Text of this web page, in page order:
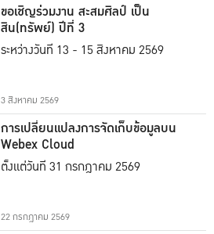
ขอเชิญร่วมงาน สะสมศิลป์ เป็น
สิน(ทรัพย์) ปีที่ 3
ระหว่างวันที่ 13 - 15 สิงหาคม 2569
3 สิงหาคม 2569
การเปลี่ยนแปลงการจัดเก็บข้อมูลบน
Webex Cloud
ตั้งแต่วันที่ 31 กรกฎาคม 2569
22 กรกฎาคม 2569